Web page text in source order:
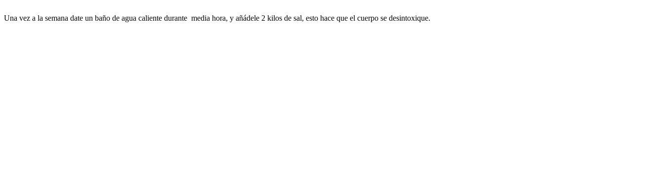
Una vez a la semana date un baño de agua caliente durante media hora, y añádele 2 kilos de sal, esto hace que el cuerpo se desintoxique.